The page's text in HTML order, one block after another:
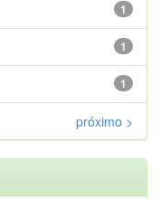
1
1
1
próximo >